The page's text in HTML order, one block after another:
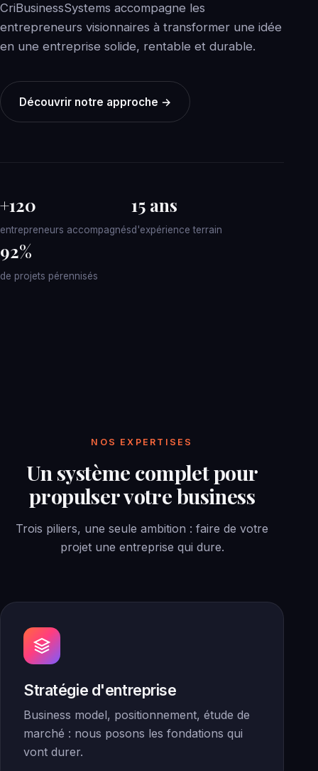
CriBusinessSystems accompagne les
entrepreneurs visionnaires à transformer une idée
en une entreprise solide, rentable et durable.
Découvrir notre approche →
+120
entrepreneurs accompagnés
15 ans
d'expérience terrain
92%
de projets pérennisés
NOS EXPERTISES
Un système complet pour
propulser votre business
Trois piliers, une seule ambition : faire de votre
projet une entreprise qui dure.
Stratégie d'entreprise
Business model, positionnement, étude de
marché : nous posons les fondations qui
vont durer.